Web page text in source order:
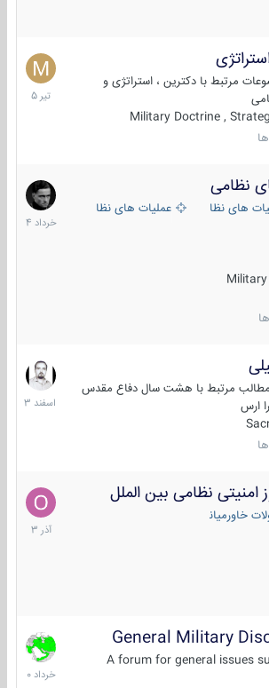
مرتبط با دکترین ، استراتژی و
Military Doctrine ,
27
تیر
1405
نظامی
های نظامی ایرانعملیات های نظامی خارجی
5
خرداد
1404
مرتبط با هشت سال دفاع مقدس
ارس
20
اسفند
1403
نظامی بین الملل
خاورمیانه
21
آذر
1403
General Military
A forum for general
10
خرداد
1400